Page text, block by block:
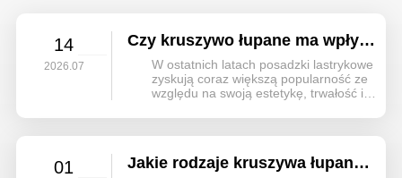
14
2026.07
Czy kruszywo łupane ma wpływ na wytrzymałość posadzki lastrykowej?
W ostatnich latach posadzki lastrykowe
zyskują coraz większą popularność ze
względu na swoją estetykę, trwałość i
łupane, jako kruszywo dekoracyjne o
naturalnym połysku, jest również
01 Jakie rodzaje kruszywa łupanego są powszechnie stosowane w lastryko?